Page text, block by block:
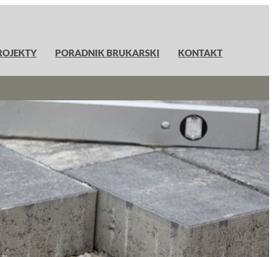
PORADNIK BRUKARSKI KONTAKT